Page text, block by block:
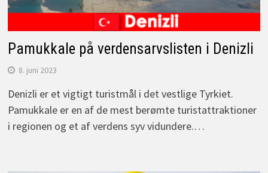
Pamukkale på verdensarvslisten i Denizli
8. juni 2023
Denizli er et vigtigt turistmål i det vestlige Tyrkiet.
Pamukkale er en af de mest berømte turistattraktioner
i regionen og et af verdens syv vidundere.…